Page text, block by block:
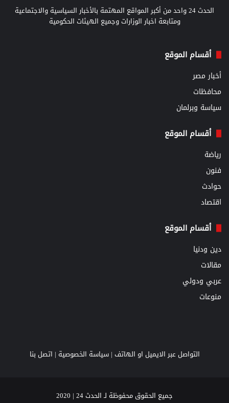
الحدث 24 واحد من أكبر المواقع المهتمة بالأخبار السياسية والاجتماعية
ومتابعة اخبار الوزارات وجميع الهيئات الحكومية
أقسام الموقع
أخبار مصر
محافظات
سياسة وبرلمان
أقسام الموقع
رياضة
فنون
حوادث
اقتصاد
أقسام الموقع
دين ودنيا
مقالات
عربي ودولي
منوعات
التواصل عبر الايميل او الهاتف |سياسة الخصوصية | اتصل بنا
جميع الحقوق محفوظة لـ الحدث 24 | 2020